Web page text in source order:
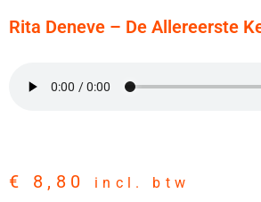
Rita Deneve – De Allereerste
€ 8,80 incl. btw